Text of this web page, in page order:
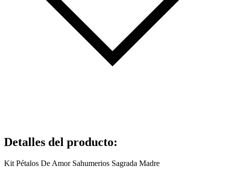
Detalles del producto:
Kit Pétalos De Amor Sahumerios Sagrada Madre